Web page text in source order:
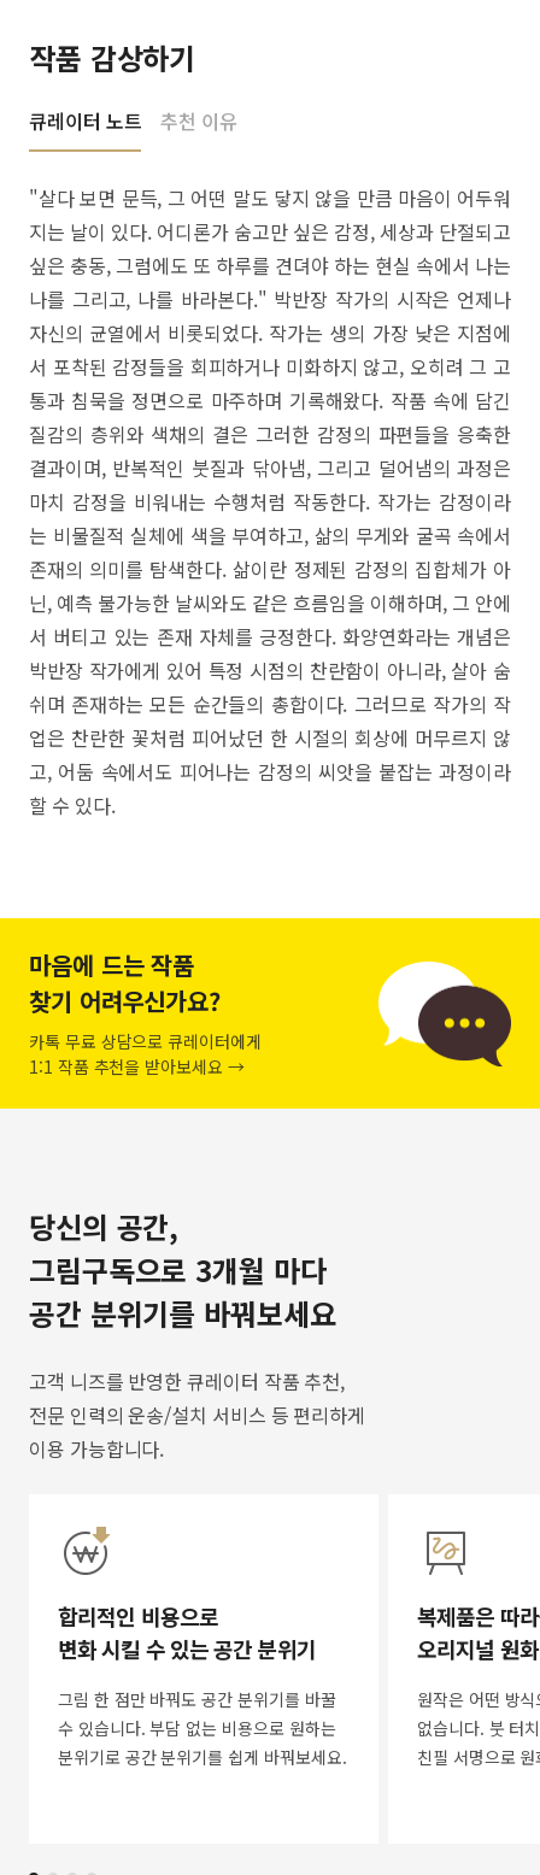
작품 감상하기
큐레이터 노트 추천 이유
"살다 보면 문득, 그 어떤 말도 닿지 않을 만큼 마음이 어두워
지는 날이 있다. 어디론가 숨고만 싶은 감정, 세상과 단절되고
싶은 충동, 그럼에도 또 하루를 견뎌야 하는 현실 속에서 나는
나를 그리고, 나를 바라본다." 박반장 작가의 시작은 언제나
자신의 균열에서 비롯되었다. 작가는 생의 가장 낮은 지점에
서 포착된 감정들을 회피하거나 미화하지 않고, 오히려 그 고
통과 침묵을 정면으로 마주하며 기록해왔다. 작품 속에 담긴
질감의 층위와 색채의 결은 그러한 감정의 파편들을 응축한
결과이며, 반복적인 붓질과 닦아냄, 그리고 덜어냄의 과정은
마치 감정을 비워내는 수행처럼 작동한다. 작가는 감정이라
는 비물질적 실체에 색을 부여하고, 삶의 무게와 굴곡 속에서
존재의 의미를 탐색한다. 삶이란 정제된 감정의 집합체가 아
닌, 예측 불가능한 날씨와도 같은 흐름임을 이해하며, 그 안에
서 버티고 있는 존재 자체를 긍정한다. 화양연화라는 개념은
박반장 작가에게 있어 특정 시점의 찬란함이 아니라, 살아 숨
쉬며 존재하는 모든 순간들의 총합이다. 그러므로 작가의 작
업은 찬란한 꽃처럼 피어났던 한 시절의 회상에 머무르지 않
고, 어둠 속에서도 피어나는 감정의 씨앗을 붙잡는 과정이라
할 수 있다.
마음에 드는 작품
찾기 어려우신가요?
카톡 무료 상담으로 큐레이터에게
1:1 작품 추천을 받아보세요 →
당신의 공간,
그림구독으로 3개월 마다
공간 분위기를 바꿔보세요
고객 니즈를 반영한 큐레이터 작품 추천,
전문 인력의 운송/설치 서비스 등 편리하게
이용 가능합니다.
합리적인 비용으로
변화 시킬 수 있는 공간 분위기
그림 한 점만 바꿔도 공간 분위기를 바꿀
수 있습니다. 부담 없는 비용으로 원하는
분위기로 공간 분위기를 쉽게 바꿔보세요.
복제품은 따
오리지널 원
원작은 어떤 방
없습니다. 붓 터
친필 서명으로